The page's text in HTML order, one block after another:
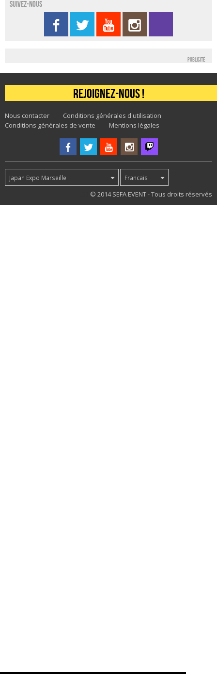
Suivez-nous
Publicité
Rejoignez-nous !
Nous contacter
Conditions générales d'utilisation
Conditions générales de vente
Mentions légales
Japan Expo Marseille Francais
© 2014 SEFA EVENT - Tous droits réservés